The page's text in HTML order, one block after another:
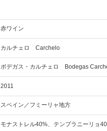
赤ワイン
カルチェロ Carchelo
ボデガス・カルチェロ Bodegas
2011
スペイン／フミーリャ地方
モナストレル40%、テンプラニーリョ